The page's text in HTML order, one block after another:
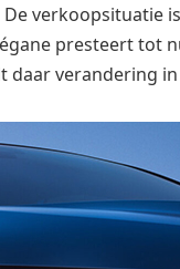
verkoopsituatie
presteert tot
daar verandering